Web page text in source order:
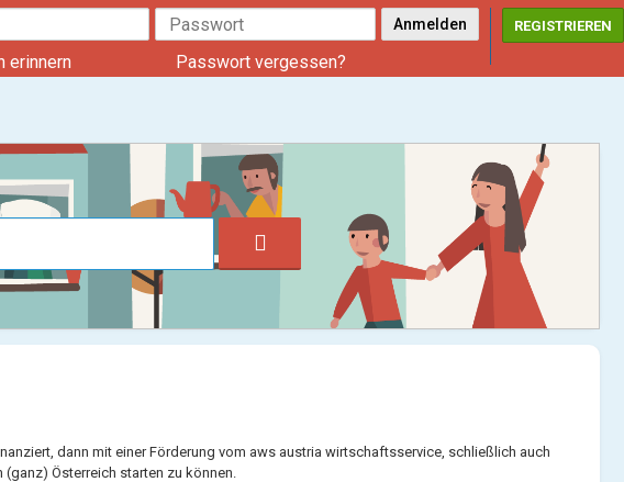
erinnern Passwort vergessen?
REGISTRIEREN
dann mit einer Förderung vom aws austria wirtschaftsservice, schließlich auch
Österreich starten zu können.